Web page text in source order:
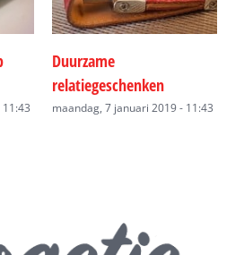
Duurzame
relatiegeschenken
maandag, 7 januari 2019 - 11:43